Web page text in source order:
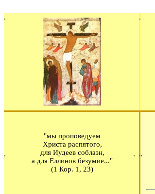
"мы проповедуем
Христа распятого,
для Иудеев соблазн,
а для Еллинов безумие..."
(1 Кор. 1, 23)